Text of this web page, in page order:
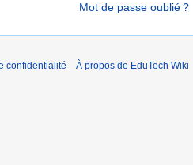
Mot de passe oublié ?
confidentialité À propos de EduTech Wiki